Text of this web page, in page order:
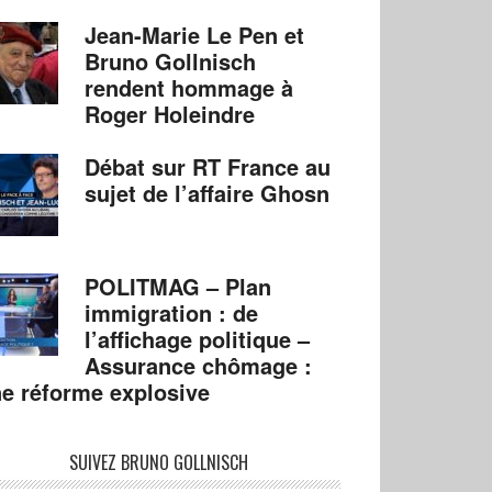
Jean-Marie Le Pen et
Bruno Gollnisch
rendent hommage à
Roger Holeindre
Débat sur RT France au
sujet de l’affaire Ghosn
POLITMAG – Plan
immigration : de
l’affichage politique –
Assurance chômage :
réforme explosive
SUIVEZ BRUNO GOLLNISCH